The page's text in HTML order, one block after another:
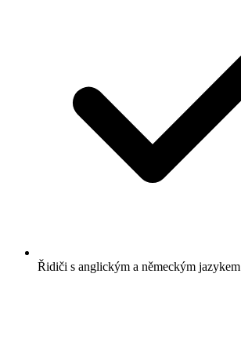
Řidiči s anglickým a německým jazykem